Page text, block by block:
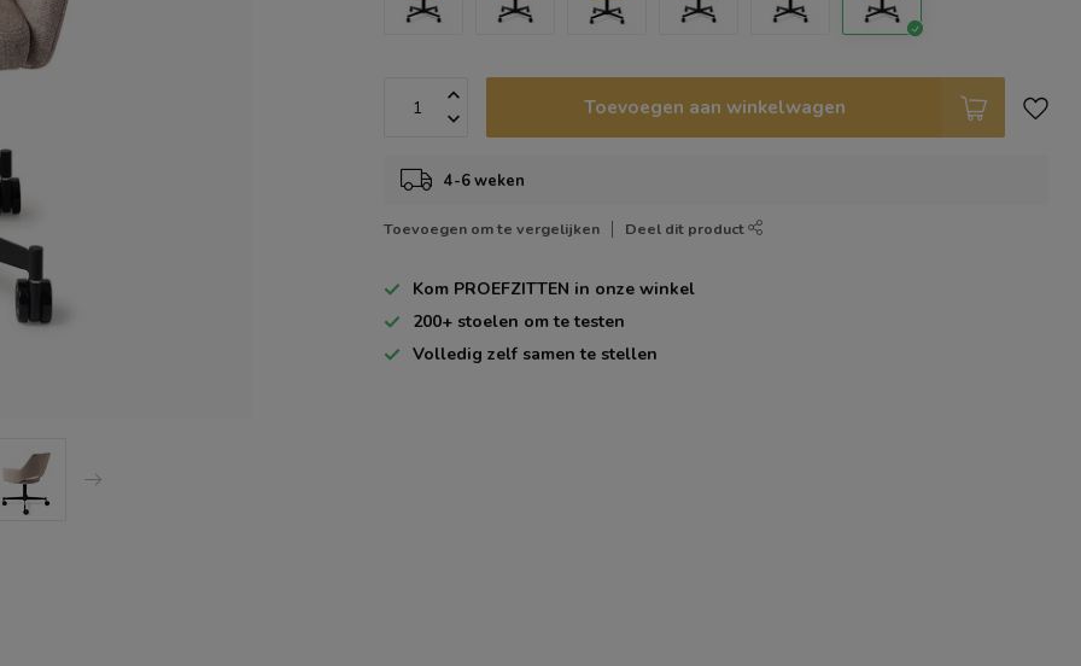
Toevoegen aan winkelwagen
4-6 weken
Toevoegen om te vergelijken Deel dit product
Kom PROEFZITTEN in onze winkel
200+ stoelen om te testen
Volledig zelf samen te stellen